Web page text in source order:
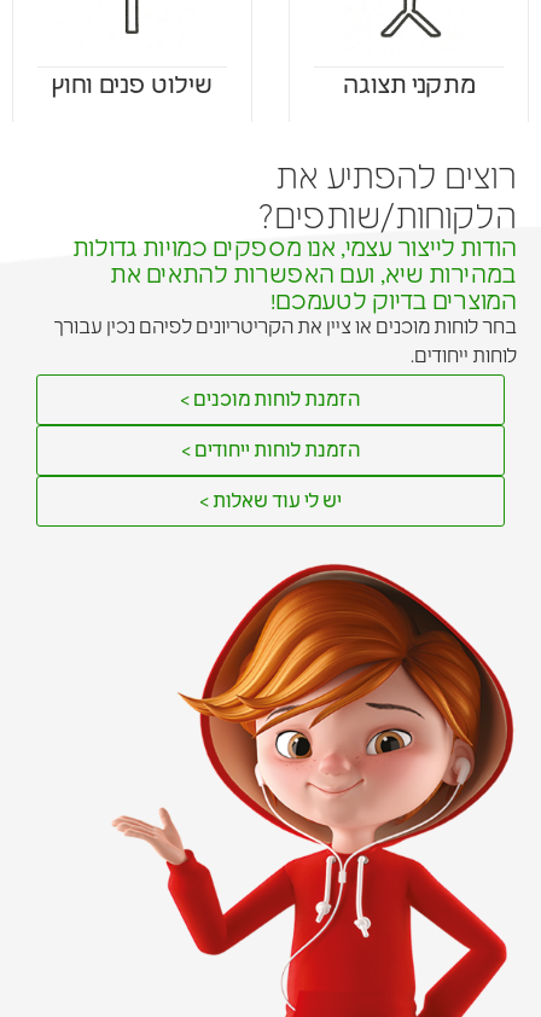
מתקני תצוגה שילוט פנים וחוץ
רוצים להפתיע את
הלקוחות/שותפים?
הודות לייצור עצמי, אנו מספקים כמויות גדולות
במהירות שיא, ועם האפשרות להתאים את
המוצרים בדיוק לטעמכם!
בחר לוחות מוכנים או ציין את הקריטריונים לפיהם נכין עבורך
לוחות ייחודים.
הזמנת לוחות מוכנים >
הזמנת לוחות ייחודים >
יש לי עוד שאלות >